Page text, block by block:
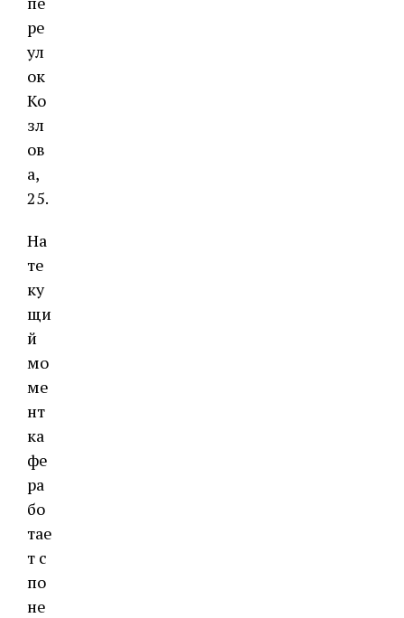
ре
ул
ок
Ко
зл
ов
а,
25.
На
те
ку
щи
й
мо
ме
нт
ка
фе
ра
бо
тае
т с
по
не